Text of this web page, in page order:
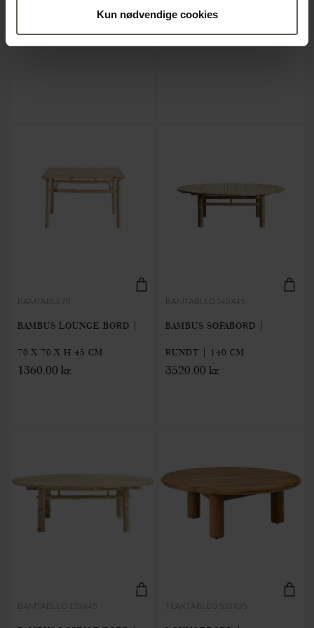
Kun nødvendige cookies
BORD | RATTAN | 40 CM
1120.00 kr.
BORD | RATTAN | 80 CM
1600.00 kr.
BAMTABLE70
BAMBUS LOUNGE BORD |
70 X 70 X H 45 CM
1360.00 kr.
BAMTABLEO140X45
BAMBUS SOFABORD |
RUNDT | 140 CM
3520.00 kr.
BAMTABLEO110X45 TEAKTABLEO100X35